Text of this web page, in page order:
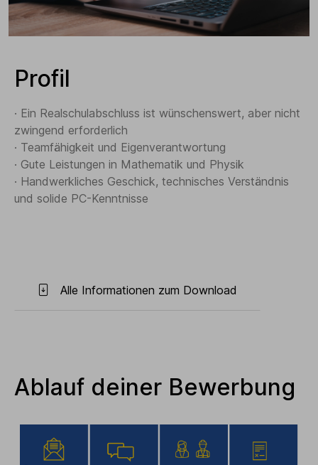
Profil
· Ein Realschulabschluss ist wünschenswert, aber nicht
zwingend erforderlich
· Teamfähigkeit und Eigenverantwortung
· Gute Leistungen in Mathematik und Physik
· Handwerkliches Geschick, technisches Verständnis
und solide PC-Kenntnisse
Alle Informationen zum Download
Ablauf deiner Bewerbung